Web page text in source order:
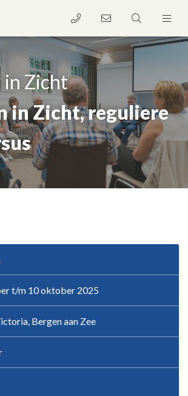
in Zicht
in Zicht, reguliere
t/m 10 oktober 2025
Bergen aan Zee